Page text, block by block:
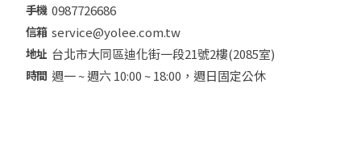
0987726686
service@yolee.com.tw
台北市大同區迪化街一段21號2樓(2085室)
週一 ~ 週六 10:00 ~ 18:00，週日固定公休